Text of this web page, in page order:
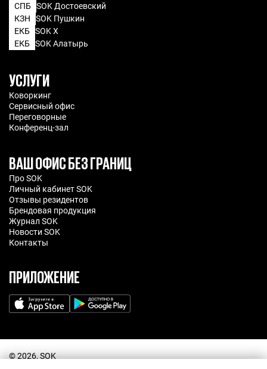
СПБ SOK Достоевский
КЗН
SOK Пушкин
ЕКБ SOK X
ЕКБ SOK Алатырь
УСЛУГИ
Коворкинг
Сервисный офис
Переговорные
Конференц-зал
ВАШ ОФИС БЕЗ ГРАНИЦ
Про SOK
Личный кабинет SOK
Отзывы резидентов
Брендовая продукция
Журнал SOK
Новости SOK
Контакты
ПРИЛОЖЕНИЕ
©️ 2026, SOK